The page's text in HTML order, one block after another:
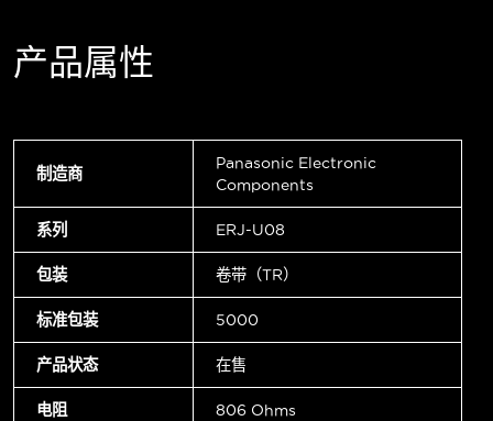
产品属性
制造商
Panasonic Electronic
Components
系列 ERJ-U08
包装 卷带（TR）
标准包装 5000
产品状态 在售
电阻 806 Ohms